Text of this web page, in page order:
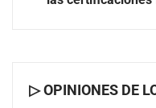
Solutions: correas
▷ OPINIONES DE